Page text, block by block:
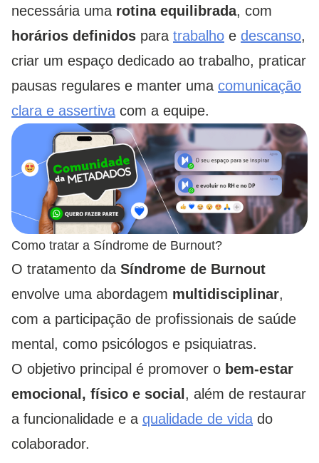
necessária uma rotina equilibrada, com
horários definidos para trabalho e descanso,
criar um espaço dedicado ao trabalho, praticar
pausas regulares e manter uma comunicação
clara e assertiva com a equipe.
Como tratar a Síndrome de Burnout?
O tratamento da Síndrome de Burnout
envolve uma abordagem multidisciplinar,
com a participação de profissionais de saúde
mental, como psicólogos e psiquiatras.
O objetivo principal é promover o bem-estar
emocional, físico e social , além de restaurar
a funcionalidade e a qualidade de vida do
colaborador.